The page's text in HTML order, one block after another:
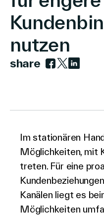
Lösungen
Einblicke
nutzen
share
Im stationären
Möglichkeiten, mit
treten. Für eine
Kanälen liegt es
Möglichkeiten